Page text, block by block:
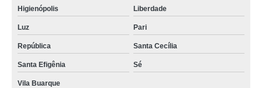
Higienópolis Liberdade
Luz Pari
República Santa Cecília
Santa Efigênia Sé
Vila Buarque